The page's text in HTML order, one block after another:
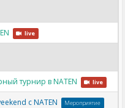
live
турнир в NATEN live
с NATEN Мероприятие